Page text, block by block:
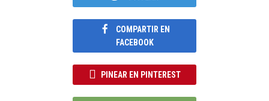
COMPARTIR EN
FACEBOOK
PINEAR EN PINTEREST